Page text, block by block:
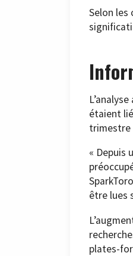
Selon les
étaient
trimestre
« Depuis
être lues
plates-